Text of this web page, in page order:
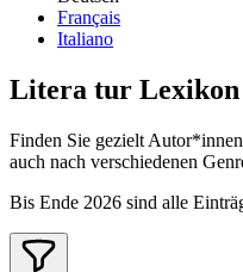
Français
Italiano
Litera tur Lexikon
Finden Sie gezielt
auch nach verschiedenen
Bis Ende 2026 sind alle